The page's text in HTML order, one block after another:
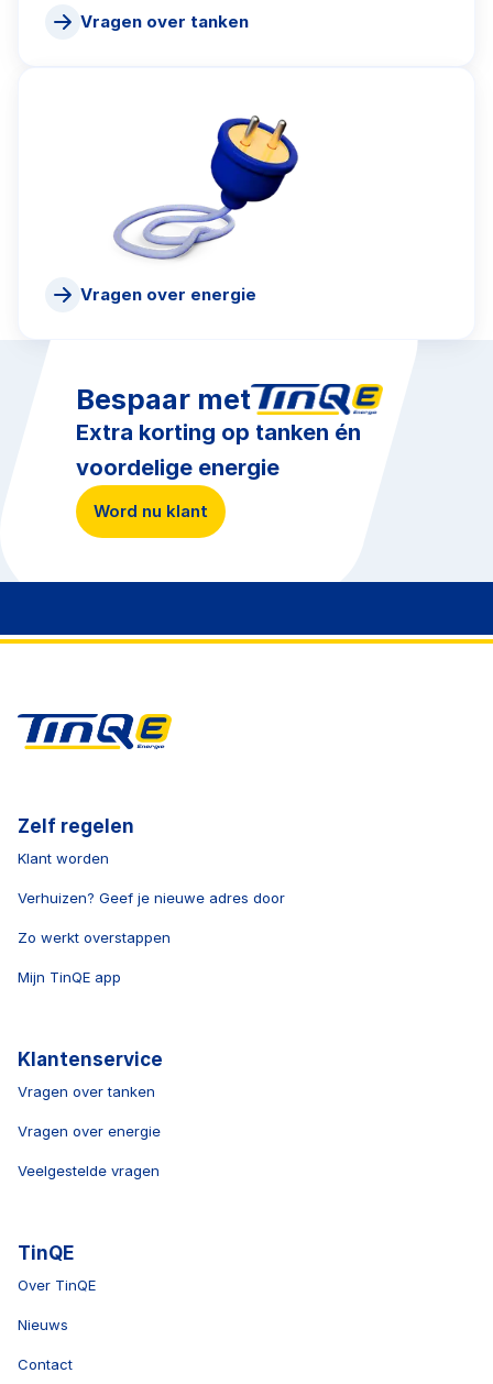
Vragen over tanken
Vragen over energie
Bespaar met
Extra korting op tanken én
voordelige energie
Word nu klant
Zelf regelen
Klant worden
Verhuizen? Geef je nieuwe adres door
Zo werkt overstappen
Mijn TinQE app
Klantenservice
Vragen over tanken
Vragen over energie
Veelgestelde vragen
TinQE
Over TinQE
Nieuws
Contact